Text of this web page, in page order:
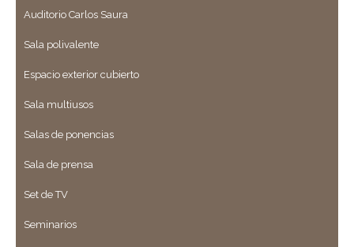
Auditorio Carlos Saura
Sala polivalente
Espacio exterior cubierto
Sala multiusos
Salas de ponencias
Sala de prensa
Set de TV
Seminarios